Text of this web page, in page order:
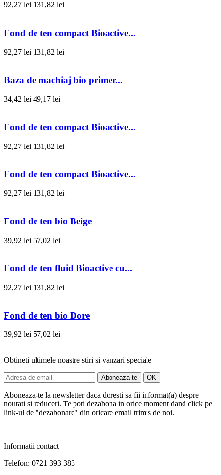
92,27 lei 131,82 lei
Fond de ten compact Bioactive...
92,27 lei 131,82 lei
Baza de machiaj bio primer...
34,42 lei 49,17 lei
Fond de ten compact Bioactive...
92,27 lei 131,82 lei
Fond de ten compact Bioactive...
92,27 lei 131,82 lei
Fond de ten bio Beige
39,92 lei 57,02 lei
Fond de ten fluid Bioactive cu...
92,27 lei 131,82 lei
Fond de ten bio Dore
39,92 lei 57,02 lei
Obtineti ultimele noastre stiri si vanzari speciale
Aboneaza-te la newsletter daca doresti sa fii informat(a) despre
noutati si reduceri. Te poti dezabona in orice moment dand click pe
link-ul de "dezabonare" din oricare email trimis de noi.
Informatii contact
Telefon: 0721 393 383